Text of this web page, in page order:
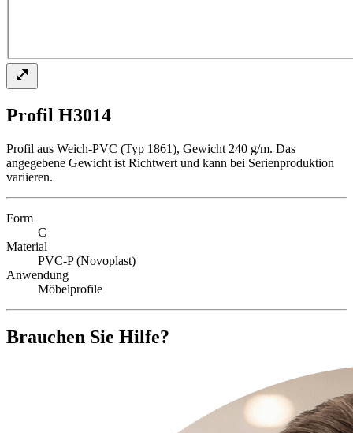
Profil H3014
Profil aus Weich-PVC (Typ 1861), Gewicht 240 g/m. Das
angegebene Gewicht ist Richtwert und kann bei Serienproduktion
variieren.
Form
C
Material
PVC-P (Novoplast)
Anwendung
Möbelprofile
Brauchen Sie Hilfe?